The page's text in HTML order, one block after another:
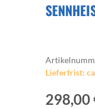
Lieferfrist:
298,00